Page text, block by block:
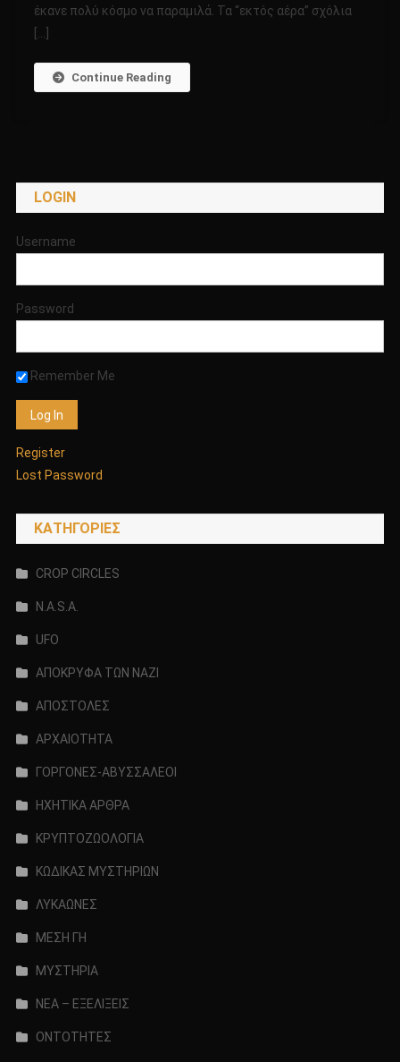
ΟΙ
έκανε πολύ κόσμο να παραμιλά. Τα “εκτός αέρα” σχόλια
Continue Reading
LOGIN
Username
Password
Remember Me
Register
Lost Password
KΑΤΗΓΟΡΊΕΣ
CROP CIRCLES
N.A.S.A.
UFO
ΑΠΟΚΡΥΦΑ ΤΩΝ ΝΑΖΙ
ΑΠΟΣΤΟΛΕΣ
ΑΡΧΑΙΟΤΗΤΑ
ΓΟΡΓΟΝΕΣ-ΑΒΥΣΣΑΛΕΟΙ
ΗΧΗΤΙΚΑ ΑΡΘΡΑ
ΚΡΥΠΤΟΖΩΟΛΟΓΙΑ
ΚΩΔΙΚΑΣ ΜΥΣΤΗΡΙΩΝ
ΛΥΚΑΩΝΕΣ
ΜΕΣΗ ΓΗ
ΜΥΣΤΗΡΙΑ
ΝΕΑ – ΕΞΕΛΙΞΕΙΣ
ΟΝΤΟΤΗΤΕΣ